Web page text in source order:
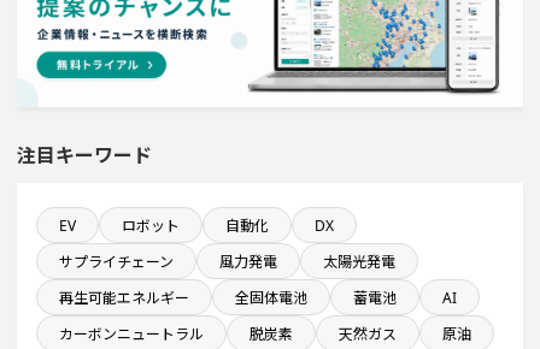
来月稼働プロジェクト
情報通信事業を営む会社で10億円以上投資する設備新設
既に100億円以上の支払いが終了した設備新設計画
平均臨時雇用人員数が100人以上の企業一覧
稼働から約5年経過プロジェクト
注目キーワード
EV ロボット 自動化
DX
サプライチェーン
風力発電
太陽光発電
再生可能エネルギー
全固体電池 蓄電池
AI
カーボンニュートラル
脱炭素 天然ガス 原油